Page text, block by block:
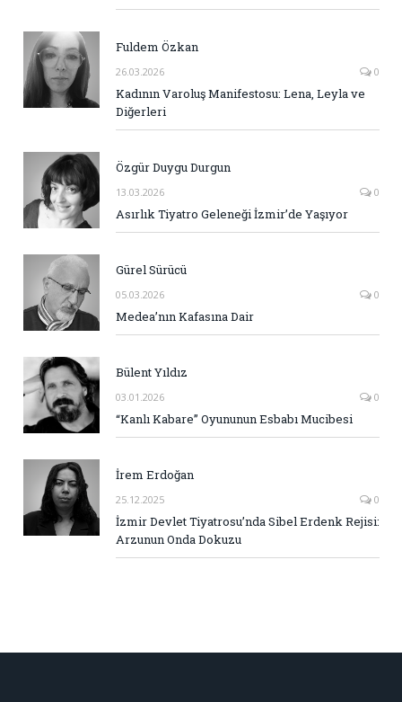
Fuldem Özkan
26.03.2026 0
Kadının Varoluş Manifestosu: Lena, Leyla ve
Diğerleri
Özgür Duygu Durgun
13.03.2026 0
Asırlık Tiyatro Geleneği İzmir’de Yaşıyor
Gürel Sürücü
05.03.2026 0
Medea’nın Kafasına Dair
Bülent Yıldız
03.01.2026 0
“Kanlı Kabare” Oyununun Esbabı Mucibesi
İrem Erdoğan
25.12.2025 0
İzmir Devlet Tiyatrosu’nda Sibel Erdenk Rejisi:
Arzunun Onda Dokuzu